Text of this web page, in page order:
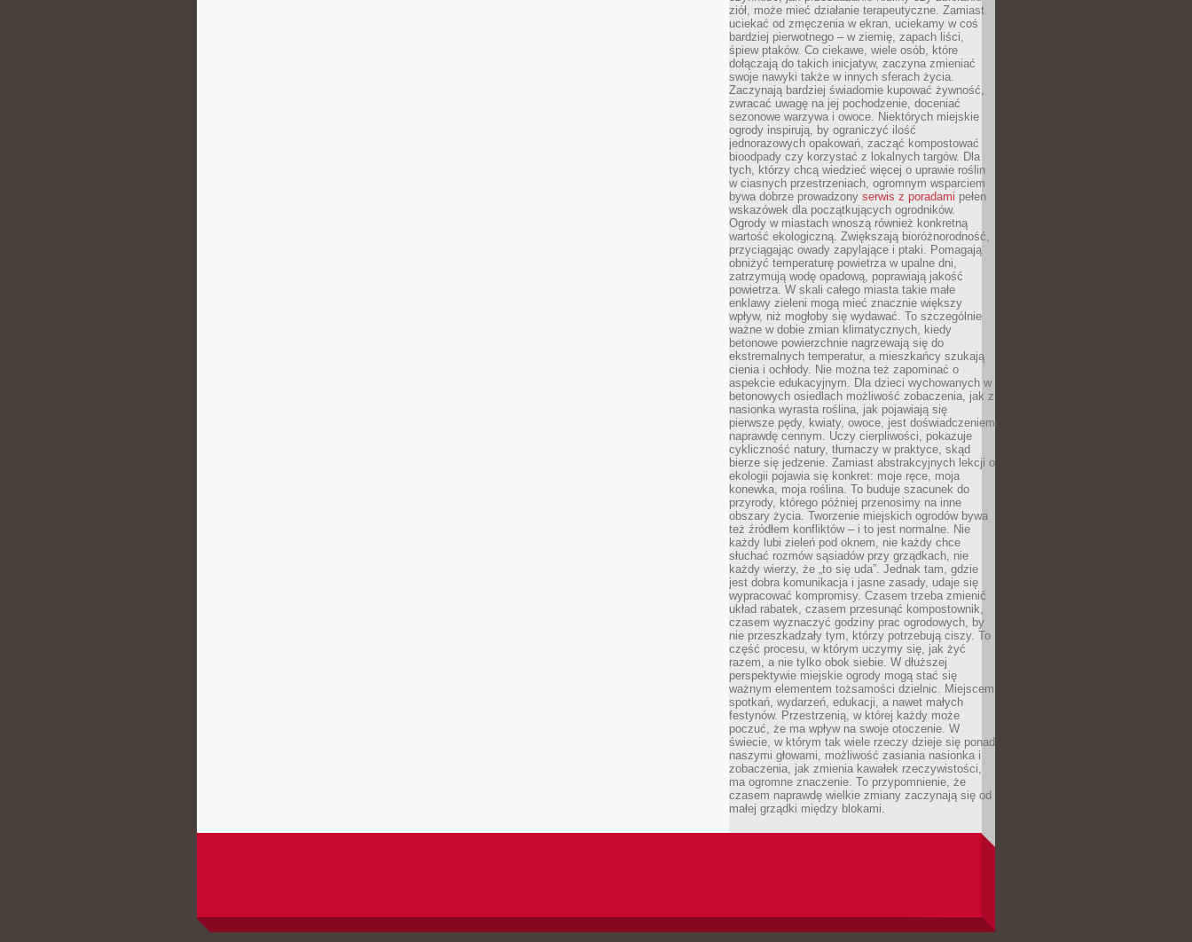
ziół, może mieć działanie terapeutyczne. Zamiast
uciekać od zmęczenia w ekran, uciekamy w coś
bardziej pierwotnego – w ziemię, zapach liści,
śpiew ptaków. Co ciekawe, wiele osób, które
dołączają do takich inicjatyw, zaczyna zmieniać
swoje nawyki także w innych sferach życia.
Zaczynają bardziej świadomie kupować żywność,
zwracać uwagę na jej pochodzenie, doceniać
sezonowe warzywa i owoce. Niektórych miejskie
ogrody inspirują, by ograniczyć ilość
jednorazowych opakowań, zacząć kompostować
bioodpady czy korzystać z lokalnych targów. Dla
tych, którzy chcą wiedzieć więcej o uprawie roślin
w ciasnych przestrzeniach, ogromnym wsparciem
bywa dobrze prowadzony serwis z poradami pełen
wskazówek dla początkujących ogrodników.
Ogrody w miastach wnoszą również konkretną
wartość ekologiczną. Zwiększają bioróżnorodność,
przyciągając owady zapylające i ptaki. Pomagają
obniżyć temperaturę powietrza w upalne dni,
zatrzymują wodę opadową, poprawiają jakość
powietrza. W skali całego miasta takie małe
enklawy zieleni mogą mieć znacznie większy
wpływ, niż mogłoby się wydawać. To szczególnie
ważne w dobie zmian klimatycznych, kiedy
betonowe powierzchnie nagrzewają się do
ekstremalnych temperatur, a mieszkańcy szukają
cienia i ochłody. Nie można też zapominać o
aspekcie edukacyjnym. Dla dzieci wychowanych w
betonowych osiedlach możliwość zobaczenia, jak z
nasionka wyrasta roślina, jak pojawiają się
pierwsze pędy, kwiaty, owoce, jest doświadczeniem
naprawdę cennym. Uczy cierpliwości, pokazuje
cykliczność natury, tłumaczy w praktyce, skąd
bierze się jedzenie. Zamiast abstrakcyjnych lekcji o
ekologii pojawia się konkret: moje ręce, moja
konewka, moja roślina. To buduje szacunek do
przyrody, którego później przenosimy na inne
obszary życia. Tworzenie miejskich ogrodów bywa
też źródłem konfliktów – i to jest normalne. Nie
każdy lubi zieleń pod oknem, nie każdy chce
słuchać rozmów sąsiadów przy grządkach, nie
każdy wierzy, że „to się uda”. Jednak tam, gdzie
jest dobra komunikacja i jasne zasady, udaje się
wypracować kompromisy. Czasem trzeba zmienić
układ rabatek, czasem przesunąć kompostownik,
czasem wyznaczyć godziny prac ogrodowych, by
nie przeszkadzały tym, którzy potrzebują ciszy. To
część procesu, w którym uczymy się, jak żyć
razem, a nie tylko obok siebie. W dłuższej
perspektywie miejskie ogrody mogą stać się
ważnym elementem tożsamości dzielnic. Miejscem
spotkań, wydarzeń, edukacji, a nawet małych
festynów. Przestrzenią, w której każdy może
poczuć, że ma wpływ na swoje otoczenie. W
świecie, w którym tak wiele rzeczy dzieje się ponad
naszymi głowami, możliwość zasiania nasionka i
zobaczenia, jak zmienia kawałek rzeczywistości,
ma ogromne znaczenie. To przypomnienie, że
czasem naprawdę wielkie zmiany zaczynają się od
małej grządki między blokami.